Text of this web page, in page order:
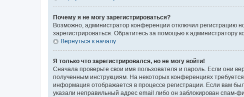
Почему я не могу зарегистрироваться?
Возможно, администратор конференции отключил регистрацию
зарегистрироваться. Обратитесь за помощью к администратору
Вернуться к началу
Я только что зарегистрировался, но не могу войти!
Сначала проверьте свои имя пользователя и пароль. Если они
полученным инструкциям. На некоторых конференциях
информация отображается в процессе регистрации. Если вам
указали неправильный адрес email либо он заблокирован спам-